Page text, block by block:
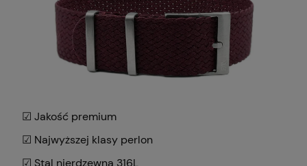
☑ Jakość premium
☑ Najwyższej klasy perlon
☑ Stal nierdzewna 316L